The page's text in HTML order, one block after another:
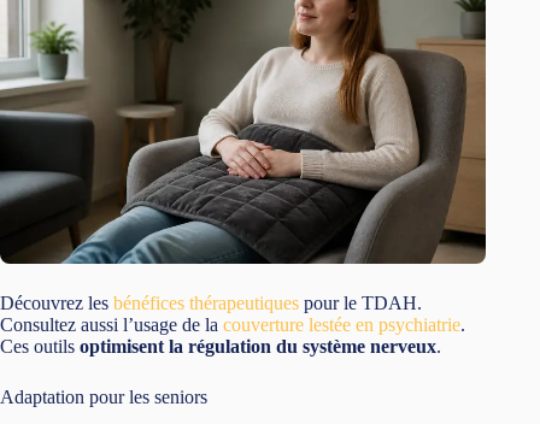
Découvrez les bénéfices thérapeutiques pour le TDAH.
Consultez aussi l’usage de la couverture lestée en psychiatrie.
Ces outils optimisent la régulation du système nerveux.
Adaptation pour les seniors